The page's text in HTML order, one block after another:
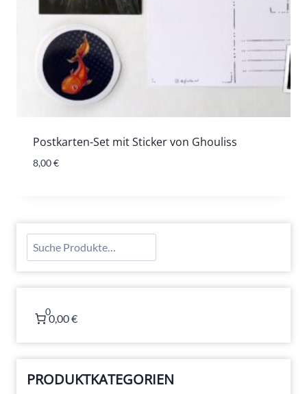
Postkarten-Set mit Sticker von Ghouliss
8,00€
Suchen
0
0,00 €
PRODUKTKATEGORIEN